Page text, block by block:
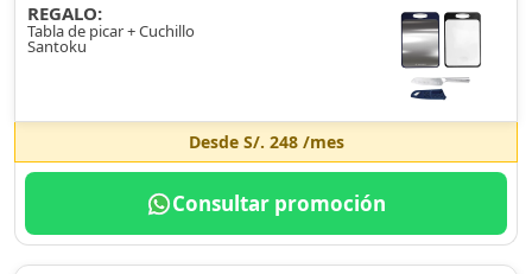
REGALO:
Tabla de picar + Cuchillo
Santoku
Desde S/. 248/mes
Consultar promoción